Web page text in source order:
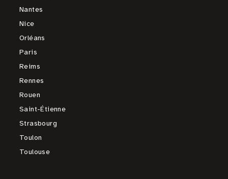
Nantes
Nice
Orléans
Paris
Reims
Rennes
Rouen
Saint-Étienne
Strasbourg
Toulon
Toulouse